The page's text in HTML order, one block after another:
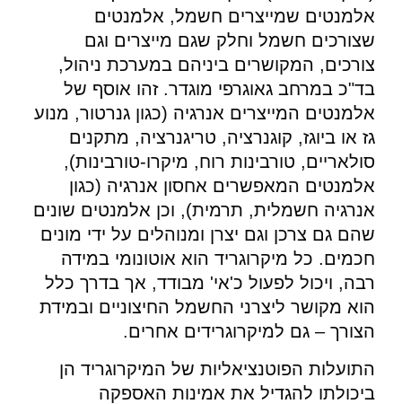
אלמנטים שמייצרים חשמל, אלמנטים
שצורכים חשמל וחלק שגם מייצרים וגם
צורכים, המקושרים ביניהם במערכת ניהול,
בד"כ במרחב גאוגרפי מוגדר. זהו אוסף של
אלמנטים המייצרים אנרגיה (כגון גנרטור, מנוע
גז או ביוגז, קוגנרציה, טריגנרציה, מתקנים
סולאריים, טורבינות רוח, מיקרו-טורבינות),
אלמנטים המאפשרים אחסון אנרגיה (כגון
אנרגיה חשמלית, תרמית), וכן אלמנטים שונים
שהם גם צרכן וגם יצרן ומנוהלים על ידי מונים
חכמים. כל מיקרוגריד הוא אוטונומי במידה
רבה, ויכול לפעול כ'אי' מבודד, אך בדרך כלל
הוא מקושר ליצרני החשמל החיצוניים ובמידת
הצורך – גם למיקרוגרידים אחרים.
התועלות הפוטנציאליות של המיקרוגריד הן
ביכולתו להגדיל את אמינות האספקה